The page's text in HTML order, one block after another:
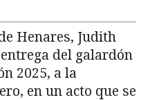
Henares, Judith
del galardón
2025, a la
en un acto que se